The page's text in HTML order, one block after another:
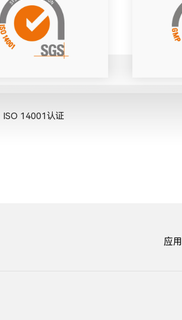
ISO 14001认证
应用